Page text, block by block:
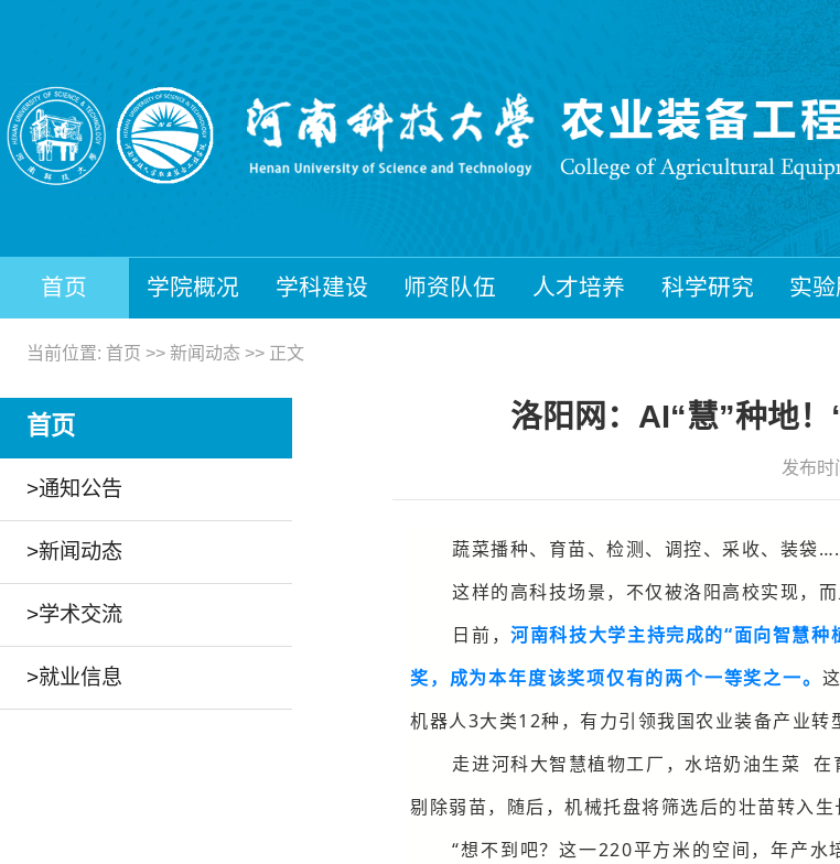
首页 学院概况 学科建设 师资队伍 人才培养 科学研究 实
当前位置: 首页 >> 新闻动态 >> 正文
首页
>通知公告
>新闻动态
>学术交流
>就业信息
洛阳网：AI“慧”种地
发布
蔬菜播种、育苗、检测、调控、采收、装袋
这样的高科技场景，不仅被洛阳高校实现，
日前，河南科技大学主持完成的“面向智慧
奖，成为本年度该奖项仅有的两个一等奖之一。
机器人3大类12种，有力引领我国农业装备产业转
走进河科大智慧植物工厂，水培奶油生菜
在
剔除弱苗，随后，机械托盘将筛选后的壮苗转入
“想不到吧？这一220平方米的空间，年产